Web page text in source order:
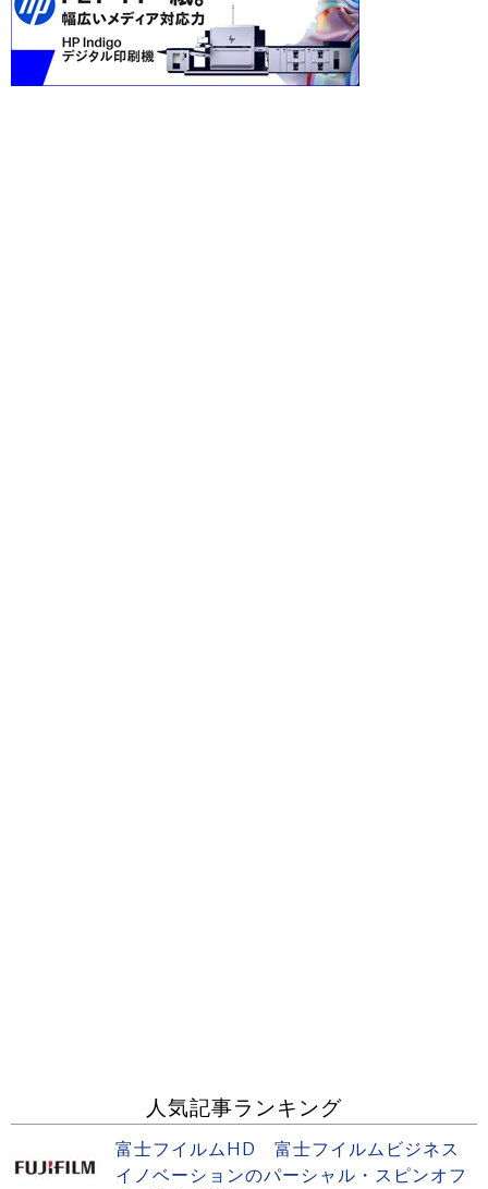
人気記事ランキング
富士フイルムHD 富士フイルムビジネス
イノベーションのパーシャル・スピンオフ